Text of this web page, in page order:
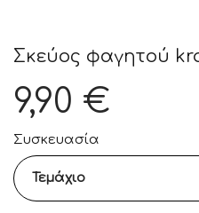
Σκεύος φαγητού
9,90 €
Συσκευασία